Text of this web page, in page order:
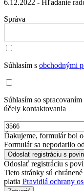
6.12.2022 - Hľadanie
Správa
Súhlasím s obchodnými
Súhlasím so
účely kontaktovania
Ďakujeme, formulár bol
Formulár sa nepodarilo
Odoslať registráciu s
Tieto stránky sú
platia Pravidlá ochrany